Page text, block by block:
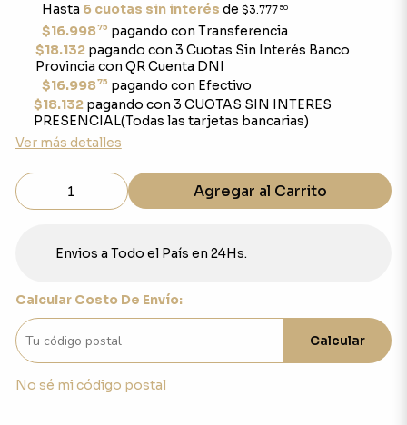
Hasta 6 cuotas sin interés de $3.777 50
$16.99875 pagando con Transferencia
$18.132pagando con 3 Cuotas Sin Interés Banco
Provincia con QR Cuenta DNI
$16.99875 pagando con Efectivo
$18.132pagando con 3 CUOTAS SIN INTERES
PRESENCIAL(Todas las tarjetas bancarias)
Ver más detalles
Agregar al Carrito
Envios a Todo el País en 24Hs.
Calcular Costo De Envío:
Calcular
No sé mi código postal